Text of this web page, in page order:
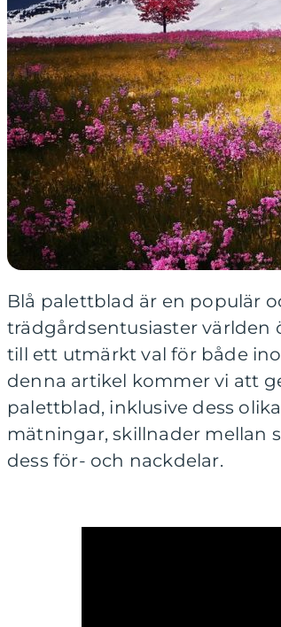
Blå palettblad är en populär
trädgårdsentusiaster världen
till ett utmärkt val för både
denna artikel kommer vi att
palettblad, inklusive dess
mätningar, skillnader mellan
dess för- och nackdelar.